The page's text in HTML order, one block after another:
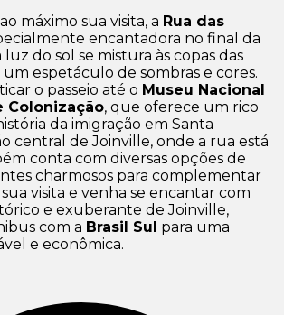
máximo sua visita, a Rua das
encantadora no final da
do sol se mistura às copas das
espetáculo de sombras e cores.
o passeio até o Museu Nacional
Colonização, que oferece um rico
da imigração em Santa
central de Joinville, onde a rua está
conta com diversas opções de
charmosos para complementar
visita e venha se encantar com
e exuberante de Joinville,
com a Brasil Sul para uma
e econômica.